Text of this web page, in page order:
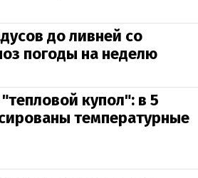
до ливней со
погоды на неделю
купол": в 5
температурные